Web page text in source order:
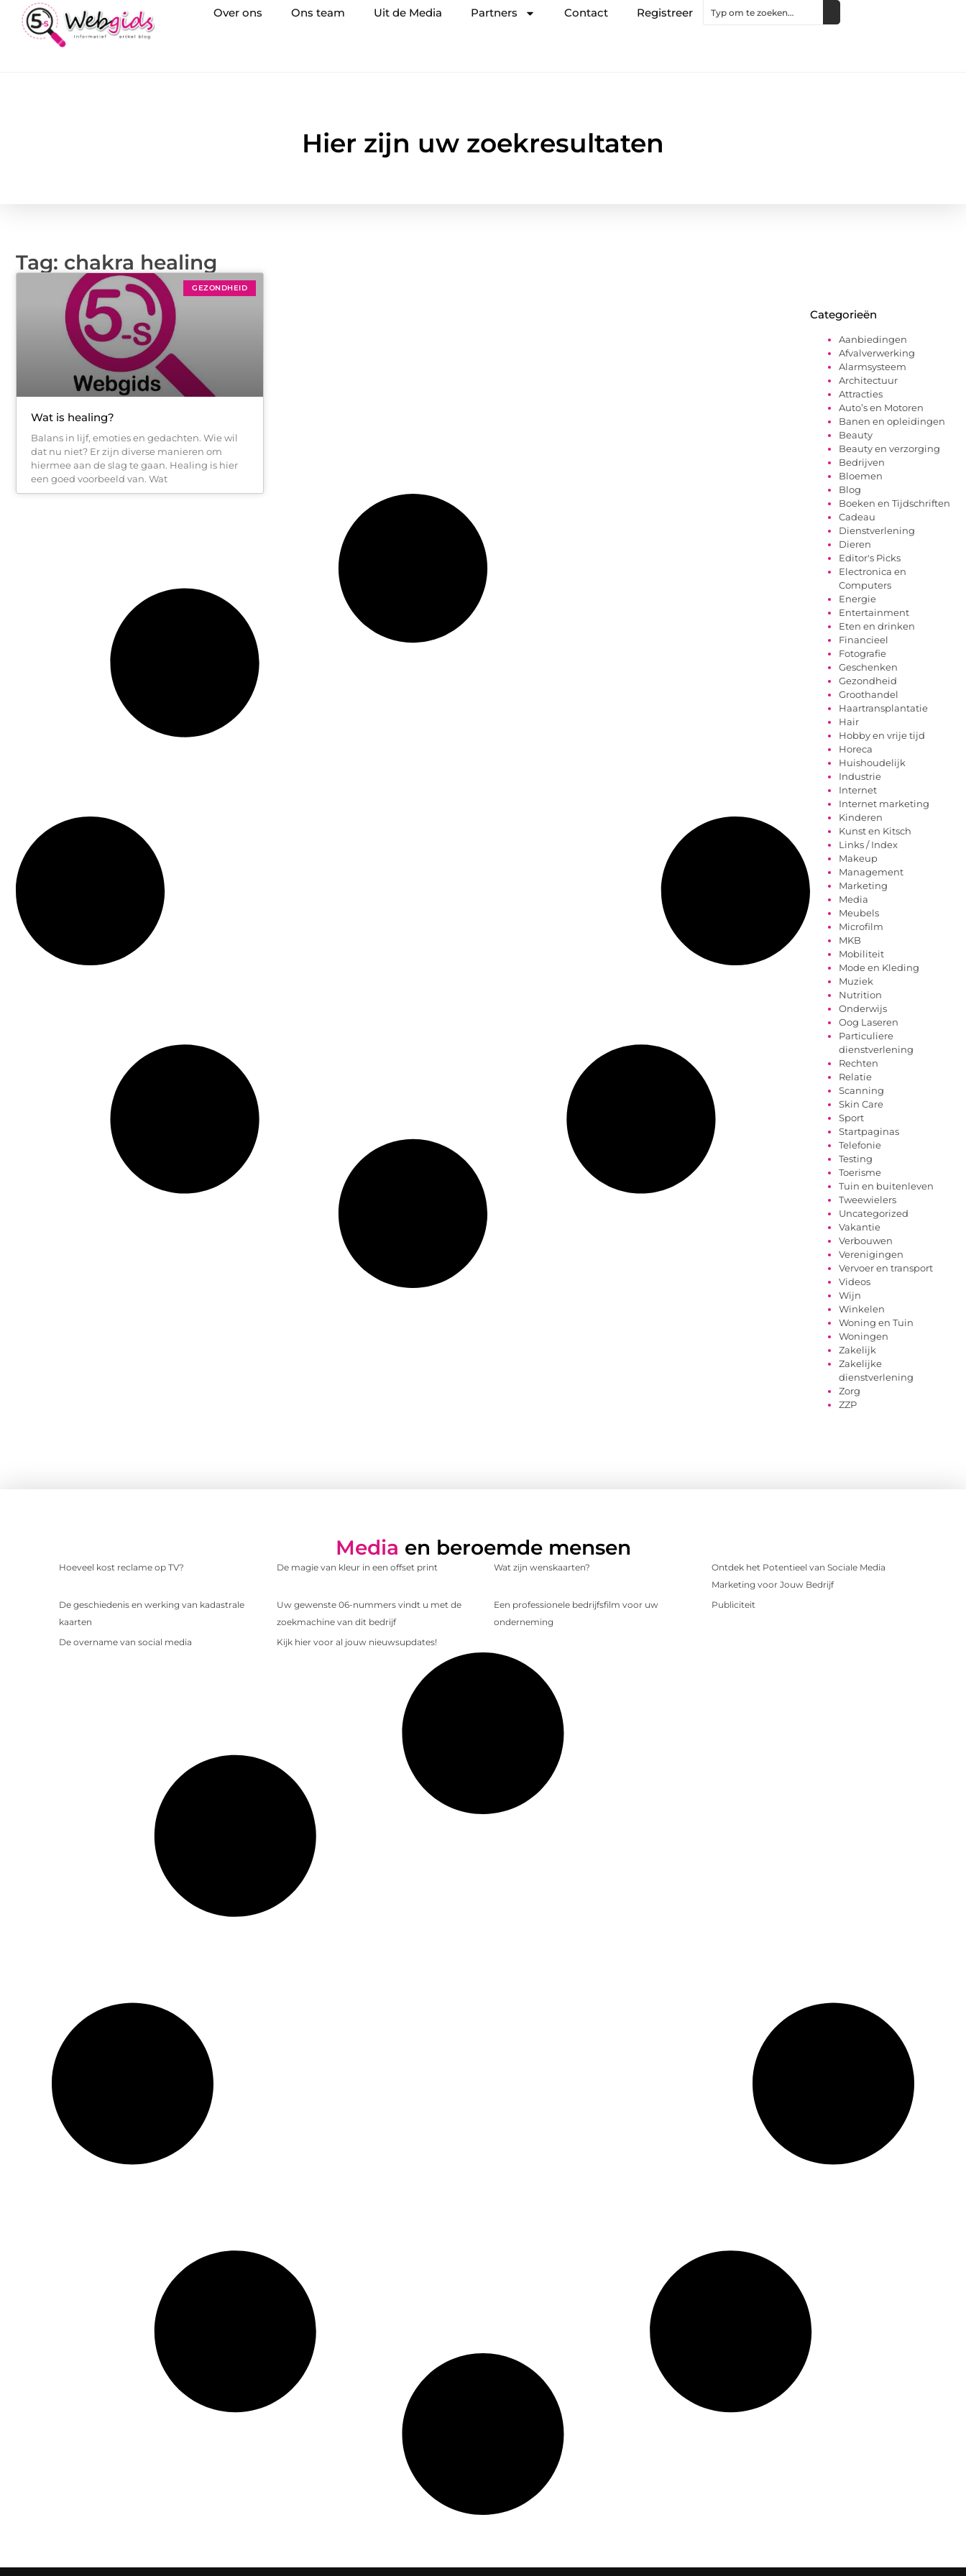
Over ons Ons team Uit de Media Partners Contact Registreer
Hier zijn uw zoekresultaten
Tag: chakra healing
GEZONDHEID
Wat is healing?
Balans in lijf, emoties en gedachten. Wie wil
dat nu niet? Er zijn diverse manieren om
hiermee aan de slag te gaan. Healing is hier
een goed voorbeeld van. Wat
Categorieën
Aanbiedingen
Afvalverwerking
Alarmsysteem
Architectuur
Attracties
Auto’s en Motoren
Banen en opleidingen
Beauty
Beauty en verzorging
Bedrijven
Bloemen
Blog
Boeken en Tijdschriften
Cadeau
Dienstverlening
Dieren
Editor's Picks
Electronica en
Computers
Energie
Entertainment
Eten en drinken
Financieel
Fotografie
Geschenken
Gezondheid
Groothandel
Haartransplantatie
Hair
Hobby en vrije tijd
Horeca
Huishoudelijk
Industrie
Internet
Internet marketing
Kinderen
Kunst en Kitsch
Links / Index
Makeup
Management
Marketing
Media
Meubels
Microfilm
MKB
Mobiliteit
Mode en Kleding
Muziek
Nutrition
Onderwijs
Oog Laseren
Particuliere
dienstverlening
Rechten
Relatie
Scanning
Skin Care
Sport
Startpaginas
Telefonie
Testing
Toerisme
Tuin en buitenleven
Tweewielers
Uncategorized
Vakantie
Verbouwen
Verenigingen
Vervoer en transport
Videos
Wijn
Winkelen
Woning en Tuin
Woningen
Zakelijk
Zakelijke
dienstverlening
Zorg
ZZP
Media en beroemde mensen
Hoeveel kost reclame op TV? De magie van kleur in een offset print Wat zijn wenskaarten?
Ontdek het Potentieel van Sociale Media
Marketing voor Jouw Bedrijf
De geschiedenis en werking van kadastrale
kaarten
Uw gewenste 06-nummers vindt u met de
zoekmachine van dit bedrijf
Een professionele bedrijfsfilm voor uw
onderneming
Publiciteit
De overname van social media Kijk hier voor al jouw nieuwsupdates!